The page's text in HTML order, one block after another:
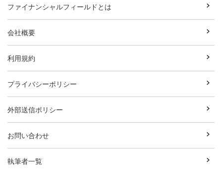
ファイナンシャルフィールドとは
会社概要
利用規約
プライバシーポリシー
外部送信ポリシー
お問い合わせ
執筆者一覧